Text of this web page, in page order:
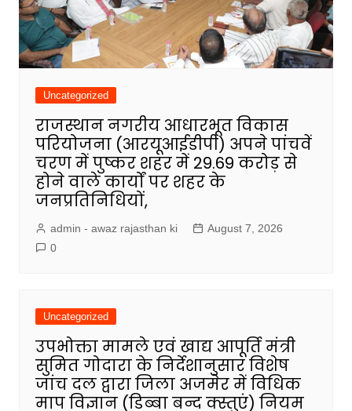
Uncategorized
राजस्थान नगरीय आधारभूत विकास
परियोजना (आरयूआईडीपी) अपने पांचवें
चरण में पुष्कर शहर में 29.69 करोड़ से
होने वाले कार्यों पर शहर के
जनप्रतिनिधियों,
admin - awaz rajasthan ki
August 7, 2026
0
Uncategorized
उपभोक्ता मामले एवं खाद्य आपूर्ति मंत्री
सुमित गोदारा के निर्देशानुसार विशेष
जांच दल द्वारा जिला अजमेर में विधिक
माप विज्ञान (डिब्बा बन्द क्स्तुएं) नियम